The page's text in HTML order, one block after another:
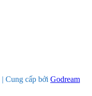
| Cung cấp bởi Godream